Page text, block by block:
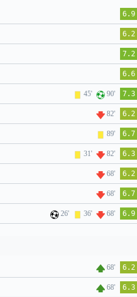
6.9
6.2
7.2
6.6
45' 90' 7.3
82' 6.2
89' 6.7
31' 82' 6.3
68' 6.2
68' 6.7
26' 36' 68' 6.9
68' 6.2
68' 6.3